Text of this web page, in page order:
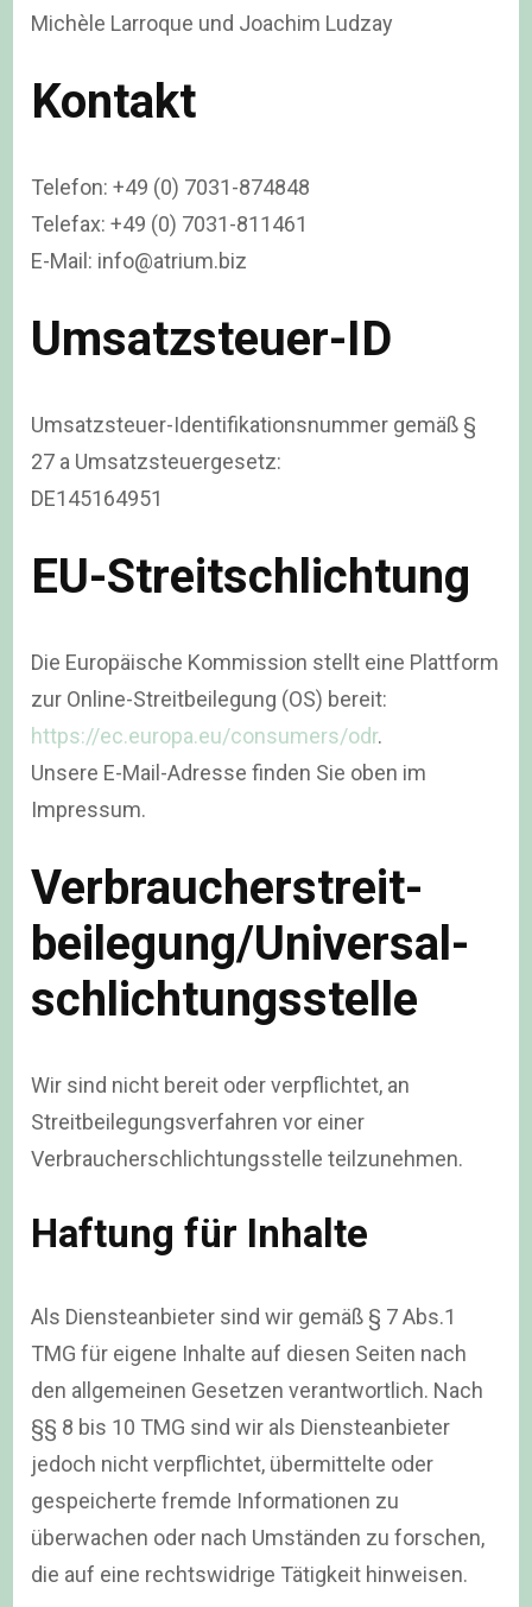
Michèle Larroque und Joachim Ludzay
Kontakt
Telefon: +49 (0) 7031-874848
Telefax: +49 (0) 7031-811461
E-Mail: info@atrium.biz
Umsatzsteuer-ID
Umsatzsteuer-Identifikationsnummer gemäß §
27 a Umsatzsteuergesetz:
DE145164951
EU-Streitschlichtung
Die Europäische Kommission stellt eine Plattform
zur Online-Streitbeilegung (OS) bereit:
https://ec.europa.eu/consumers/odr.
Unsere E-Mail-Adresse finden Sie oben im
Impressum.
Verbraucher­streit­
beilegung/Universal­
schlichtungs­stelle
Wir sind nicht bereit oder verpflichtet, an
Streitbeilegungsverfahren vor einer
Verbraucherschlichtungsstelle teilzunehmen.
Haftung für Inhalte
Als Diensteanbieter sind wir gemäß § 7 Abs.1
TMG für eigene Inhalte auf diesen Seiten nach
den allgemeinen Gesetzen verantwortlich. Nach
§§ 8 bis 10 TMG sind wir als Diensteanbieter
jedoch nicht verpflichtet, übermittelte oder
gespeicherte fremde Informationen zu
überwachen oder nach Umständen zu forschen,
die auf eine rechtswidrige Tätigkeit hinweisen.